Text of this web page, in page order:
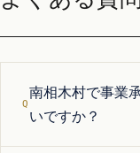
南相木村で事業
いですか？